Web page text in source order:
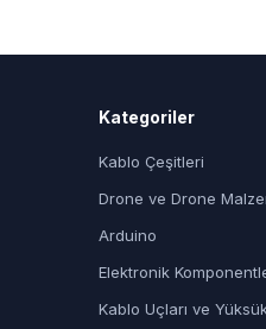
Kategoriler
Kablo Çeşitleri
Drone ve Drone
Arduino
Elektronik
Kablo Uçları ve